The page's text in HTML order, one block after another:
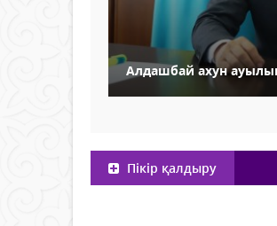
Алдашбай ахун
Пікір қалдыру